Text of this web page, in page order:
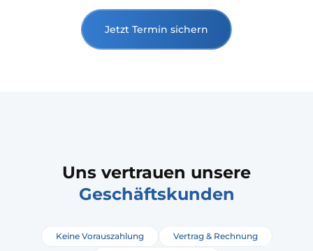
Jetzt Termin sichern
Uns vertrauen unsere
Geschäftskunden
Keine Vorauszahlung
Vertrag & Rechnung